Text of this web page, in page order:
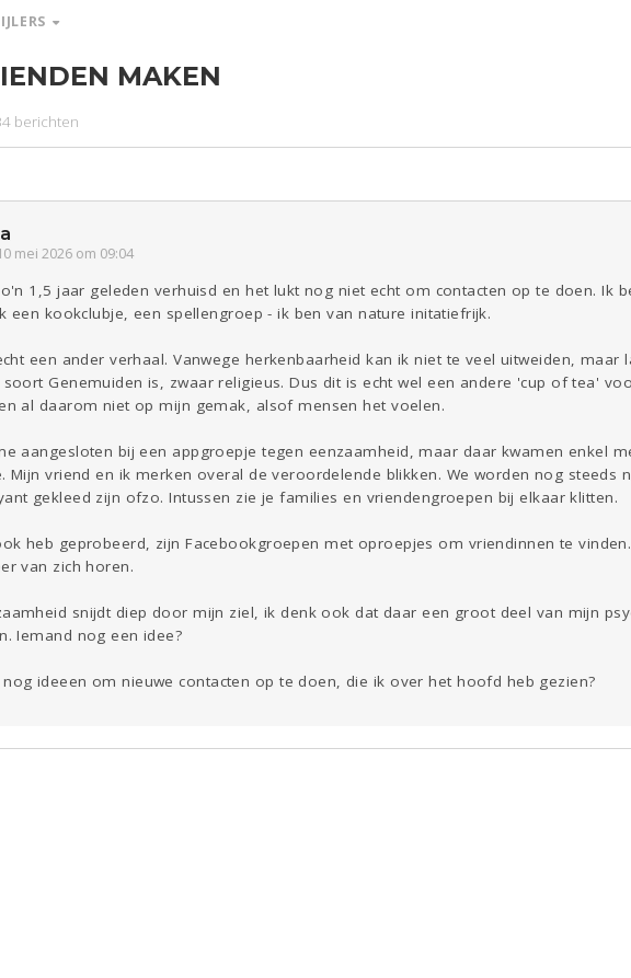
Beauty
MAKEN
berichten
mei 2026 om 09:04
1,5 jaar geleden verhuisd en het lukt nog niet echt om contacten op te doen. Ik
een kookclubje, een spellengroep - ik ben van nature initatiefrijk.
een ander verhaal. Vanwege herkenbaarheid kan ik niet te veel uitweiden,
Genemuiden is, zwaar religieus. Dus dit is echt wel een andere 'cup of tea'
al daarom niet op mijn gemak, alsof mensen het voelen.
aangesloten bij een appgroepje tegen eenzaamheid, maar daar kwamen enkel
Mijn vriend en ik merken overal de veroordelende blikken. We worden nog steeds
gekleed zijn ofzo. Intussen zie je families en vriendengroepen bij elkaar klitten.
heb geprobeerd, zijn Facebookgroepen met oproepjes om vriendinnen te
van zich horen.
snijdt diep door mijn ziel, ik denk ook dat daar een groot deel van mijn
Iemand nog een idee?
ideeen om nieuwe contacten op te doen, die ik over het hoofd heb gezien?